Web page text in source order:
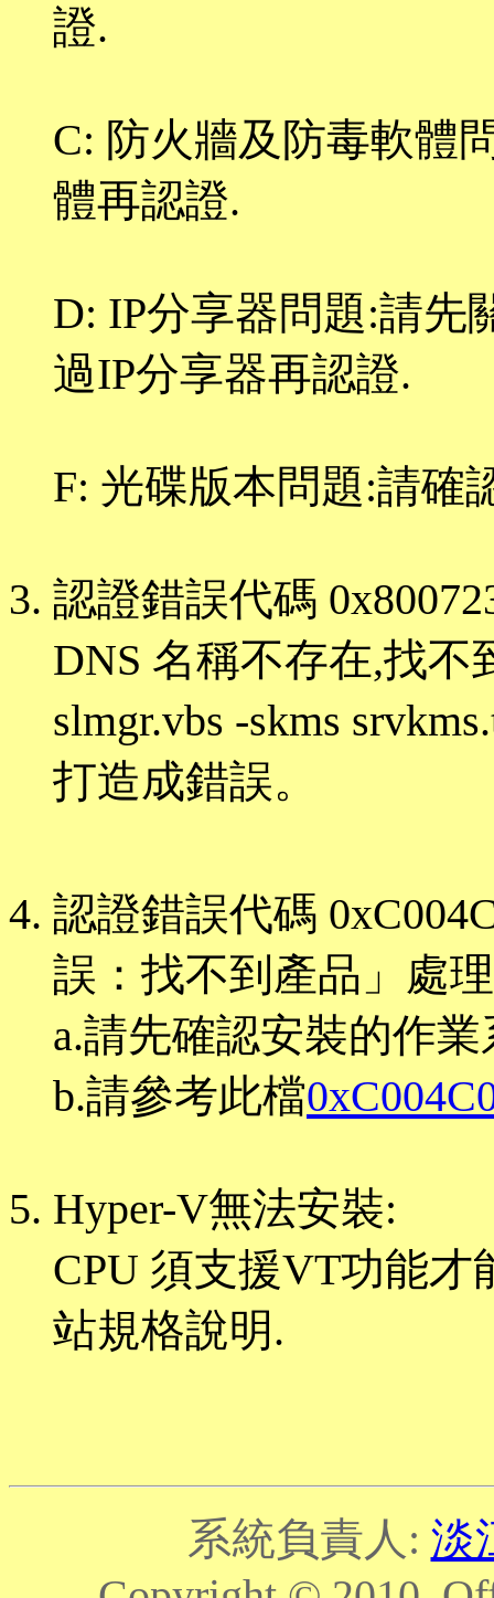
證.
C: 防火牆及防毒軟體
體再認證.
D: IP分享器問題:請先
過IP分享器再認證.
F: 光碟版本問題:請確
認證錯誤代碼
DNS 名稱不存在,找不
slmgr.vbs -skms
打造成錯誤。
認證錯誤代碼
誤：找不到產品」處
a.請先確認安裝的作
b.請參考此檔
Hyper-V無法安裝:
CPU 須支援VT功能才
站規格說明.
系統負責人: 淡